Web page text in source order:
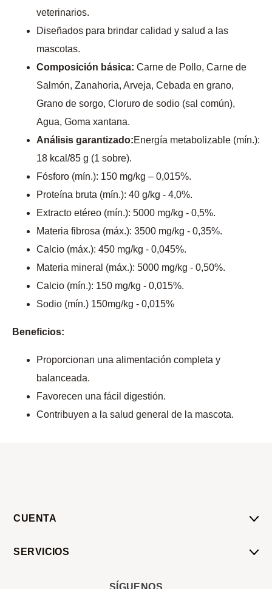
veterinarios.
Diseñados para brindar calidad y salud a las
mascotas.
Composición básica: Carne de Pollo, Carne de
Salmón, Zanahoria, Arveja, Cebada en grano,
Grano de sorgo, Cloruro de sodio (sal común),
Agua, Goma xantana.
Análisis garantizado:Energía metabolizable (mín.):
18 kcal/85 g (1 sobre).
Fósforo (mín.): 150 mg/kg – 0,015%.
Proteína bruta (mín.): 40 g/kg - 4,0%.
Extracto etéreo (mín.): 5000 mg/kg - 0,5%.
Materia fibrosa (máx.): 3500 mg/kg - 0,35%.
Calcio (máx.): 450 mg/kg - 0,045%.
Materia mineral (máx.): 5000 mg/kg - 0,50%.
Calcio (mín.): 150 mg/kg - 0,015%.
Sodio (mín.) 150mg/kg - 0,015%
Beneficios:
Proporcionan una alimentación completa y
balanceada.
Favorecen una fácil digestión.
Contribuyen a la salud general de la mascota.
CUENTA
SERVICIOS
SÍGUENOS